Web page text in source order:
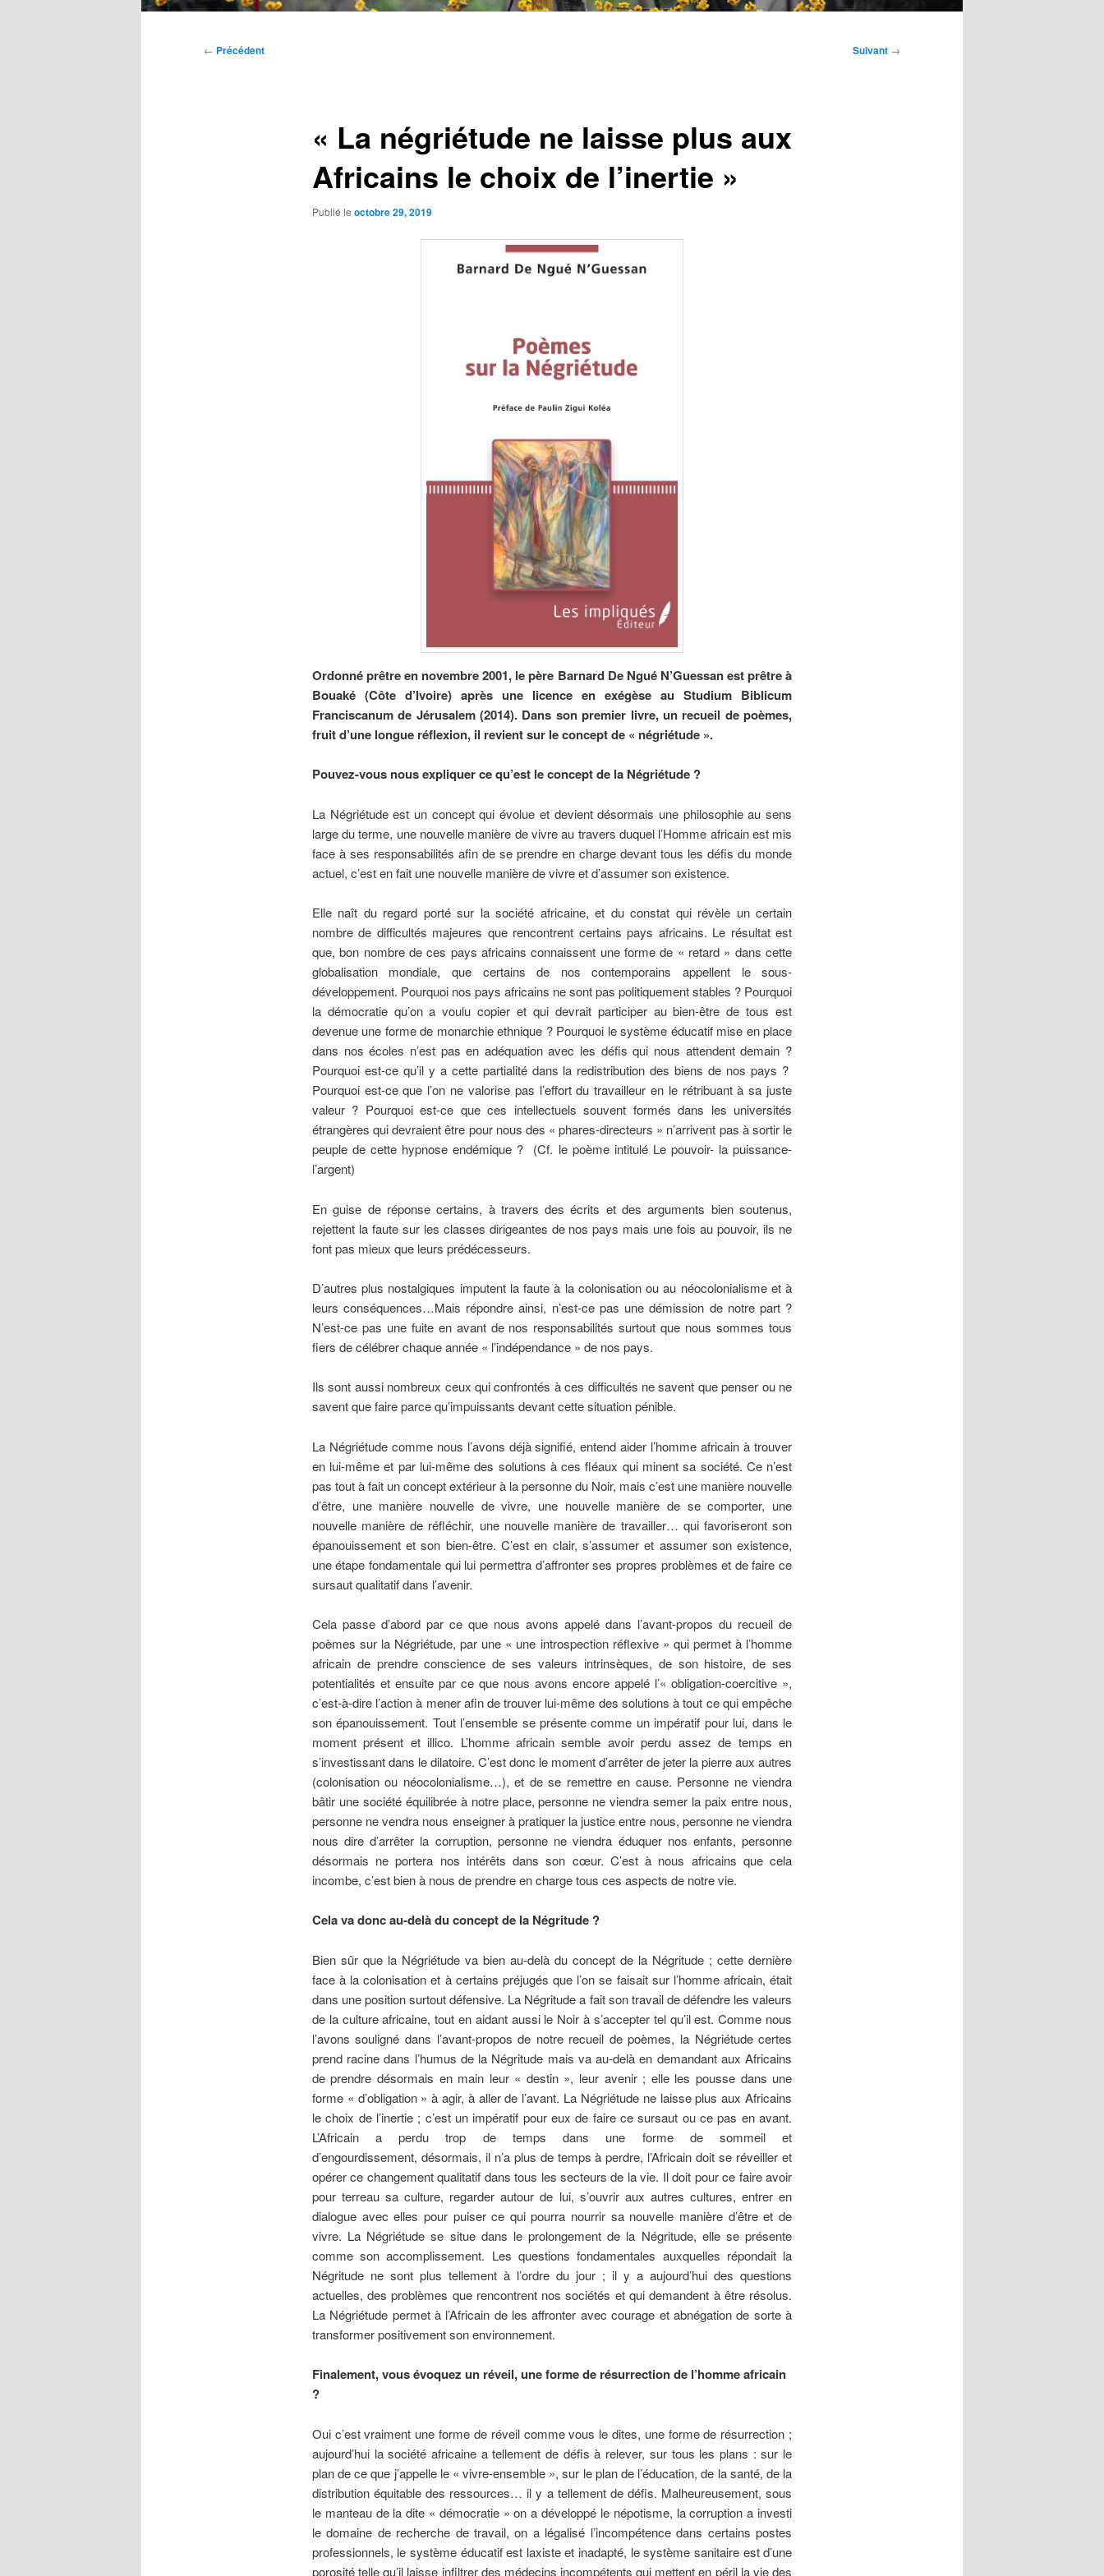
Navigation
← Précédent Suivant →
« La négriétude ne laisse plus aux
Africains le choix de l’inertie »
Publié le octobre 29, 2019
Ordonné prêtre en novembre 2001, le père Barnard De Ngué N’Guessan est prêtre à
Bouaké (Côte d’Ivoire) après une licence en exégèse au Studium Biblicum
Franciscanum de Jérusalem (2014). Dans son premier livre, un recueil de poèmes,
fruit d’une longue réflexion, il revient sur le concept de « négriétude ».
Pouvez-vous nous expliquer ce qu’est le concept de la Négriétude ?
La Négriétude est un concept qui évolue et devient désormais une philosophie au sens
large du terme, une nouvelle manière de vivre au travers duquel l’Homme africain est mis
face à ses responsabilités afin de se prendre en charge devant tous les défis du monde
actuel, c’est en fait une nouvelle manière de vivre et d’assumer son existence.
Elle naît du regard porté sur la société africaine, et du constat qui révèle un certain
nombre de difficultés majeures que rencontrent certains pays africains. Le résultat est
que, bon nombre de ces pays africains connaissent une forme de « retard » dans cette
globalisation mondiale, que certains de nos contemporains appellent le sous-
développement. Pourquoi nos pays africains ne sont pas politiquement stables ? Pourquoi
la démocratie qu’on a voulu copier et qui devrait participer au bien-être de tous est
devenue une forme de monarchie ethnique ? Pourquoi le système éducatif mise en place
dans nos écoles n’est pas en adéquation avec les défis qui nous attendent demain ?
Pourquoi est-ce qu’il y a cette partialité dans la redistribution des biens de nos pays ?
Pourquoi est-ce que l’on ne valorise pas l’effort du travailleur en le rétribuant à sa juste
valeur ? Pourquoi est-ce que ces intellectuels souvent formés dans les universités
étrangères qui devraient être pour nous des « phares-directeurs » n’arrivent pas à sortir le
peuple de cette hypnose endémique ? (Cf. le poème intitulé Le pouvoir- la puissance-
l’argent)
En guise de réponse certains, à travers des écrits et des arguments bien soutenus,
rejettent la faute sur les classes dirigeantes de nos pays mais une fois au pouvoir, ils ne
font pas mieux que leurs prédécesseurs.
D’autres plus nostalgiques imputent la faute à la colonisation ou au néocolonialisme et à
leurs conséquences…Mais répondre ainsi, n’est-ce pas une démission de notre part ?
N’est-ce pas une fuite en avant de nos responsabilités surtout que nous sommes tous
fiers de célébrer chaque année « l’indépendance » de nos pays.
Ils sont aussi nombreux ceux qui confrontés à ces difficultés ne savent que penser ou ne
savent que faire parce qu’impuissants devant cette situation pénible.
La Négriétude comme nous l’avons déjà signifié, entend aider l’homme africain à trouver
en lui-même et par lui-même des solutions à ces fléaux qui minent sa société. Ce n’est
pas tout à fait un concept extérieur à la personne du Noir, mais c’est une manière nouvelle
d’être, une manière nouvelle de vivre, une nouvelle manière de se comporter, une
nouvelle manière de réfléchir, une nouvelle manière de travailler… qui favoriseront son
épanouissement et son bien-être. C’est en clair, s’assumer et assumer son existence,
une étape fondamentale qui lui permettra d’affronter ses propres problèmes et de faire ce
sursaut qualitatif dans l’avenir.
Cela passe d’abord par ce que nous avons appelé dans l’avant-propos du recueil de
poèmes sur la Négriétude, par une « une introspection réflexive » qui permet à l’homme
africain de prendre conscience de ses valeurs intrinsèques, de son histoire, de ses
potentialités et ensuite par ce que nous avons encore appelé l’« obligation-coercitive »,
c’est-à-dire l’action à mener afin de trouver lui-même des solutions à tout ce qui empêche
son épanouissement. Tout l’ensemble se présente comme un impératif pour lui, dans le
moment présent et illico. L’homme africain semble avoir perdu assez de temps en
s’investissant dans le dilatoire. C’est donc le moment d’arrêter de jeter la pierre aux autres
(colonisation ou néocolonialisme…), et de se remettre en cause. Personne ne viendra
bâtir une société équilibrée à notre place, personne ne viendra semer la paix entre nous,
personne ne vendra nous enseigner à pratiquer la justice entre nous, personne ne viendra
nous dire d’arrêter la corruption, personne ne viendra éduquer nos enfants, personne
désormais ne portera nos intérêts dans son cœur. C’est à nous africains que cela
incombe, c’est bien à nous de prendre en charge tous ces aspects de notre vie.
Cela va donc au-delà du concept de la Négritude ?
Bien sûr que la Négriétude va bien au-delà du concept de la Négritude ; cette dernière
face à la colonisation et à certains préjugés que l’on se faisait sur l’homme africain, était
dans une position surtout défensive. La Négritude a fait son travail de défendre les valeurs
de la culture africaine, tout en aidant aussi le Noir à s’accepter tel qu’il est. Comme nous
l’avons souligné dans l’avant-propos de notre recueil de poèmes, la Négriétude certes
prend racine dans l’humus de la Négritude mais va au-delà en demandant aux Africains
de prendre désormais en main leur « destin », leur avenir ; elle les pousse dans une
forme « d’obligation » à agir, à aller de l’avant. La Négriétude ne laisse plus aux Africains
le choix de l’inertie ; c’est un impératif pour eux de faire ce sursaut ou ce pas en avant.
L’Africain a perdu trop de temps dans une forme de sommeil et
d’engourdissement, désormais, il n’a plus de temps à perdre, l’Africain doit se réveiller et
opérer ce changement qualitatif dans tous les secteurs de la vie. Il doit pour ce faire avoir
pour terreau sa culture, regarder autour de lui, s’ouvrir aux autres cultures, entrer en
dialogue avec elles pour puiser ce qui pourra nourrir sa nouvelle manière d’être et de
vivre. La Négriétude se situe dans le prolongement de la Négritude, elle se présente
comme son accomplissement. Les questions fondamentales auxquelles répondait la
Négritude ne sont plus tellement à l’ordre du jour ; il y a aujourd’hui des questions
actuelles, des problèmes que rencontrent nos sociétés et qui demandent à être résolus.
La Négriétude permet à l’Africain de les affronter avec courage et abnégation de sorte à
transformer positivement son environnement.
Finalement, vous évoquez un réveil, une forme de résurrection de l’homme africain
?
Oui c’est vraiment une forme de réveil comme vous le dites, une forme de résurrection ;
aujourd’hui la société africaine a tellement de défis à relever, sur tous les plans : sur le
plan de ce que j’appelle le « vivre-ensemble », sur le plan de l’éducation, de la santé, de la
distribution équitable des ressources… il y a tellement de défis. Malheureusement, sous
le manteau de la dite « démocratie » on a développé le népotisme, la corruption a investi
le domaine de recherche de travail, on a légalisé l’incompétence dans certains postes
professionnels, le système éducatif est laxiste et inadapté, le système sanitaire est d’une
porosité telle qu’il laisse infiltrer des médecins incompétents qui mettent en péril la vie des